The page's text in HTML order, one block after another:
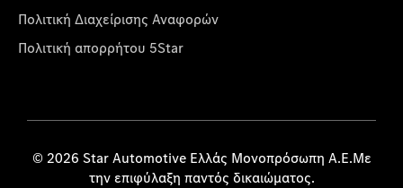
Πολιτική Διαχείρισης Αναφορών
Πολιτική απορρήτου 5Star
© 2026 Star Automotive Ελλάς Μονοπρόσωπη Α.Ε.Με
την επιφύλαξη παντός δικαιώματος.